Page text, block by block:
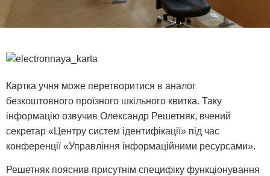
Картка учня може перетворитися в аналог
безкоштовного проїзного шкільного квитка. Таку
інформацію озвучив Олександр Решетняк, вчений
секретар «Центру систем ідентифікації» під час
конференції «Управління інформаційними ресурсами».
Решетняк пояснив присутнім специфіку функціонування